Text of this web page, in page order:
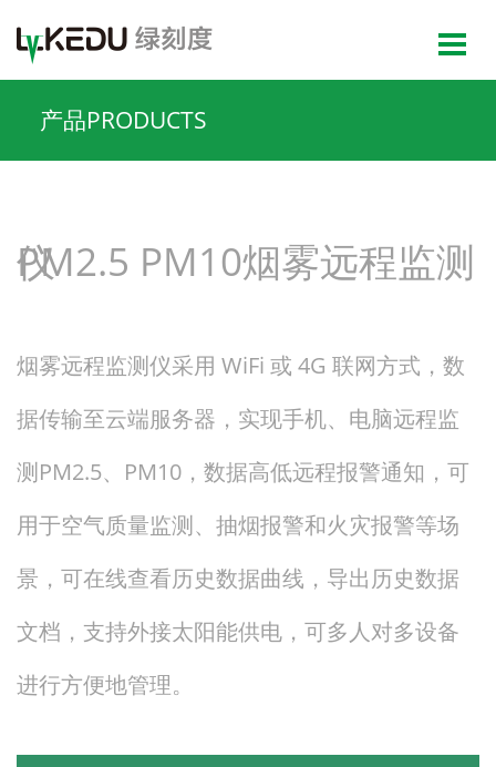
产品PRODUCTS
PM2.5 PM10烟雾远程监测仪
烟雾远程监测仪采用 WiFi 或 4G 联网方式，数
据传输至云端服务器，实现手机、电脑远程监
测PM2.5、PM10，数据高低远程报警通知，可
用于空气质量监测、抽烟报警和火灾报警等场
景，可在线查看历史数据曲线，导出历史数据
文档，支持外接太阳能供电，可多人对多设备
进行方便地管理。